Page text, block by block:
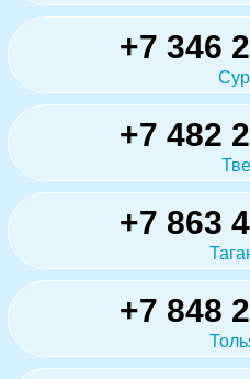
+7 346
+7 482
+7 863
+7 848